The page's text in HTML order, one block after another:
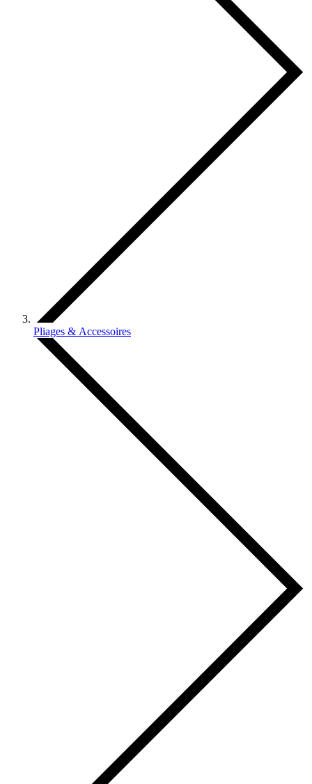
Pliages & Accessoires